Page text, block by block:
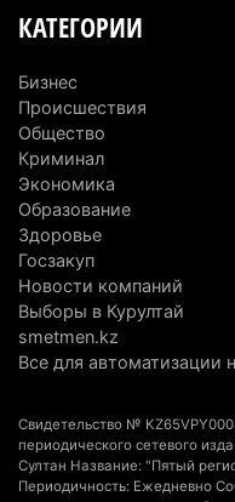
Минэкологии
5 августа 2026 г. 17:06
Казахстан стал
мировом рейтинге
5 августа 2026 г. 13:55
Казахстан может
топлива для
запустят в Алатау
5 августа 2026 г. 12:32
горах Алматинской
5 августа 2026 г. 11:23
КАТЕГОРИИ
Бизнес
Происшествия
Общество
Криминал
Экономика
Образование
Здоровье
Госзакуп
Новости компаний
Выборы в Курултай
smetmen.kz
Все для автоматизации
Свидетельство №
периодического сетевого
Султан Название: "Пятый
Периодичность: Ежедневно